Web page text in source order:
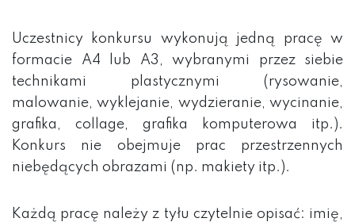
Uczestnicy konkursu wykonują jedną pracę w
formacie A4 lub A3, wybranymi przez siebie
technikami plastycznymi (rysowanie,
malowanie, wyklejanie, wydzieranie, wycinanie,
grafika, collage, grafika komputerowa itp.).
Konkurs nie obejmuje prac przestrzennych
niebędących obrazami (np. makiety itp.).
Każdą pracę należy z tyłu czytelnie opisać: imię,